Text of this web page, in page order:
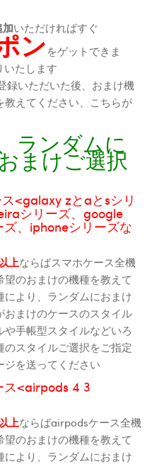
いただければすぐ
ンをゲットできま
いたします
いただいた後、おまけ機
えてください、こちらが
ランダムに
まけご選択
<galaxy zとaとsシリ
シリーズ、google
、iphoneシリーズな
上ならばスマホケース全機
のおまけの機種を教えて
により、ランダムにおまけ
まけのケースのスタイル
手帳型スタイルなどいろ
スタイルご選択をご指定
ジを送ってください
<airpods 4 3
上ならばairpodsケース全機
のおまけの機種を教えて
により、ランダムにおまけ